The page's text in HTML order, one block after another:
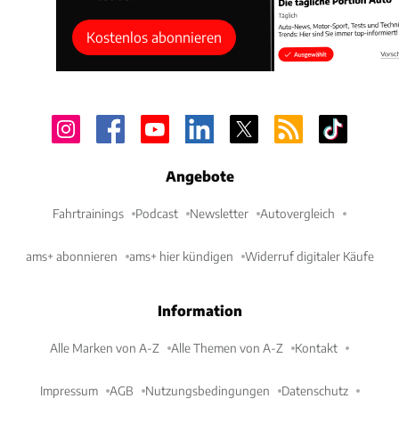
Kostenlos abonnieren
Angebote
Fahrtrainings Podcast Newsletter Autovergleich
ams+ abonnieren ams+ hier kündigen Widerruf digitaler Käufe
Information
Alle Marken von A-Z Alle Themen von A-Z Kontakt
Impressum AGB Nutzungsbedingungen Datenschutz